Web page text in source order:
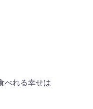
べれる幸せは